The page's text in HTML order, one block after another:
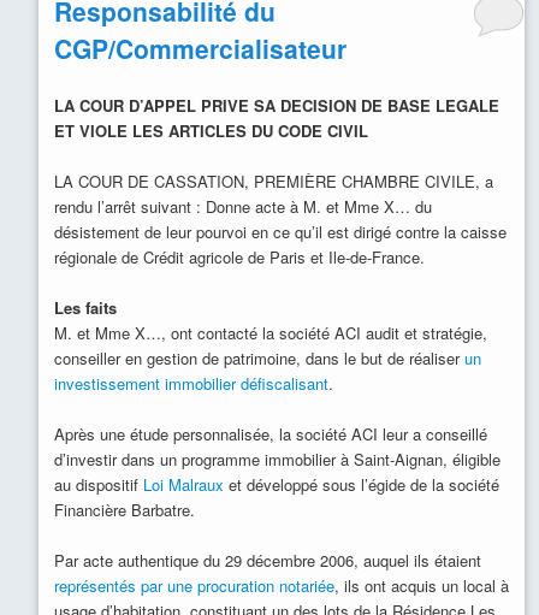
Responsabilité du
CGP/Commercialisateur
LA COUR D’APPEL PRIVE SA DECISION DE BASE LEGALE
ET VIOLE LES ARTICLES DU CODE CIVIL
LA COUR DE CASSATION, PREMIÈRE CHAMBRE CIVILE, a
rendu l’arrêt suivant : Donne acte à M. et Mme X… du
désistement de leur pourvoi en ce qu’il est dirigé contre la caisse
régionale de Crédit agricole de Paris et Ile-de-France.
Les faits
M. et Mme X…, ont contacté la société ACI audit et stratégie,
conseiller en gestion de patrimoine, dans le but de réaliserun
investissement immobilier défiscalisant.
Après une étude personnalisée, la société ACI leur a conseillé
d’investir dans un programme immobilier à Saint-Aignan, éligible
au dispositif Loi Malraux et développé sous l’égide de la société
Financière Barbatre.
Par acte authentique du 29 décembre 2006, auquel ils étaient
représentés par une procuration notariée, ils ont acquis un local à